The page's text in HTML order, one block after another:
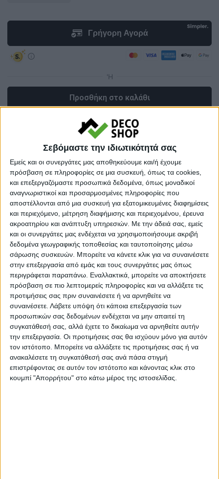
Σεβόμαστε την ιδιωτικότητά σας
Εμείς και οι συνεργάτες μας αποθηκεύουμε και/ή έχουμε
πρόσβαση σε πληροφορίες σε μια συσκευή, όπως τα cookies,
και επεξεργαζόμαστε προσωπικά δεδομένα, όπως μοναδικοί
αναγνωριστικοί και προσαρμοσμένες πληροφορίες που
αποστέλλονται από μια συσκευή για εξατομικευμένες διαφημίσεις
και περιεχόμενο, μέτρηση διαφήμισης και περιεχομένου, έρευνα
ακροατηρίου και ανάπτυξη υπηρεσιών. Με την άδειά σας, εμείς
και οι συνεργάτες μας ενδέχεται να χρησιμοποιήσουμε ακριβή
δεδομένα γεωγραφικής τοποθεσίας και ταυτοποίησης μέσω
σάρωσης συσκευών. Μπορείτε να κάνετε κλικ για να συναινέσετε
στην επεξεργασία από εμάς και τους συνεργάτες μας όπως
περιγράφεται παραπάνω. Εναλλακτικά, μπορείτε να αποκτήσετε
πρόσβαση σε πιο λεπτομερείς πληροφορίες και να αλλάξετε τις
προτιμήσεις σας πριν συναινέσετε ή να αρνηθείτε να
συναινέσετε. Λάβετε υπόψη ότι κάποια επεξεργασία των
προσωπικών σας δεδομένων ενδέχεται να μην απαιτεί τη
συγκατάθεσή σας, αλλά έχετε το δικαίωμα να αρνηθείτε αυτήν
την επεξεργασία. Οι προτιμήσεις σας θα ισχύουν μόνο για αυτόν
τον ιστότοπο. Μπορείτε να αλλάξετε τις προτιμήσεις σας ή να
ανακαλέσετε τη συγκατάθεσή σας ανά πάσα στιγμή
επιστρέφοντας σε αυτόν τον ιστότοπο και κάνοντας κλικ στο
κουμπί "Απορρήτου" στο κάτω μέρος της ιστοσελίδας.
Προσθήκη στο καλάθι
Κωδικός προϊόντος :428717
Κάνε μια ερώτηση Share
Κατηγορία:
ΝΤΟΥΛΑΠΕΣ
Tag:
ΝΤΟΥΛΑΠΕΣ
Megapap
Εγγυημένες & Ασφαλείς Συναλλαγές
Περιγραφή Πληροφορίες Ερωτήσεις
Ντουλάπα ρούχων Victoria Megapap τετράφυλλη με
πατάρι και συρτάρια χρώμα λευκό 200x60x240εκ.
Εάν ψάχνετε μια μεγάλη ντουλάπα για να τακτοποιήσετε